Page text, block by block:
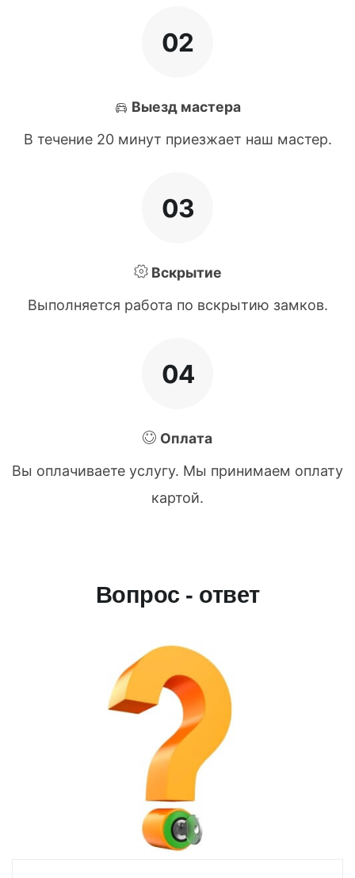
02
Выезд мастера
В течение 20 минут приезжает наш мастер.
03
Вскрытие
Выполняется работа по вскрытию замков.
04
Оплата
Вы оплачиваете услугу. Мы принимаем оплату
картой.
Вопрос - ответ